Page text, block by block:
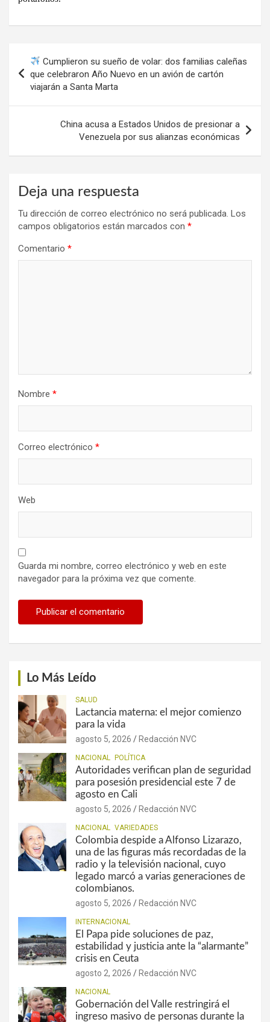
de
entradas
Cumplieron su sueño de volar: dos familias caleñas
que celebraron Año Nuevo en un avión de cartón
viajarán a Santa Marta
China acusa a Estados Unidos de presionar a
Venezuela por sus alianzas económicas
Deja una respuesta
Tu dirección de correo electrónico no será publicada. Los
campos obligatorios están marcados con *
Comentario *
Nombre *
Correo electrónico *
Web
Guarda mi nombre, correo electrónico y web en este
navegador para la próxima vez que comente.
Lo Más Leído
SALUD
Lactancia materna: el mejor comienzo
para la vida
agosto 5, 2026 Redacción NVC
NACIONAL POLÍTICA
Autoridades verifican plan de seguridad
para posesión presidencial este 7 de
agosto en Cali
agosto 5, 2026 Redacción NVC
NACIONAL VARIEDADES
Colombia despide a Alfonso Lizarazo,
una de las figuras más recordadas de la
radio y la televisión nacional, cuyo
legado marcó a varias generaciones de
colombianos.
agosto 5, 2026 Redacción NVC
INTERNACIONAL
El Papa pide soluciones de paz,
estabilidad y justicia ante la “alarmante”
crisis en Ceuta
agosto 2, 2026 Redacción NVC
NACIONAL
Gobernación del Valle restringirá el
ingreso masivo de personas durante la